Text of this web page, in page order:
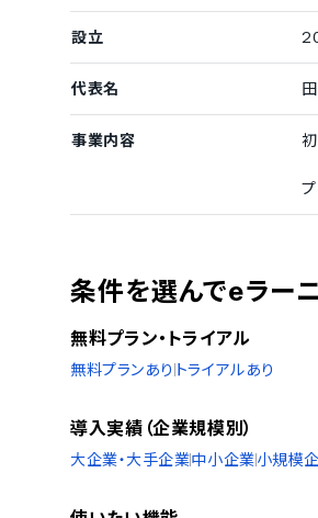
講義の販売機能
教材提供の機能
講義の倍速再生機能
受講者問い合わせの管理機能
受講者なりすまし防止の顔認
設立
代表名
事業内容
条件を選んでeラー
無料プラン・トライアル
無料プランあり トライアルあり
導入実績（企業規模別）
大企業・大手企業中小企業小規模